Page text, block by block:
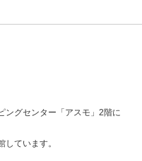
ングセンター「アスモ」2階に
ています。